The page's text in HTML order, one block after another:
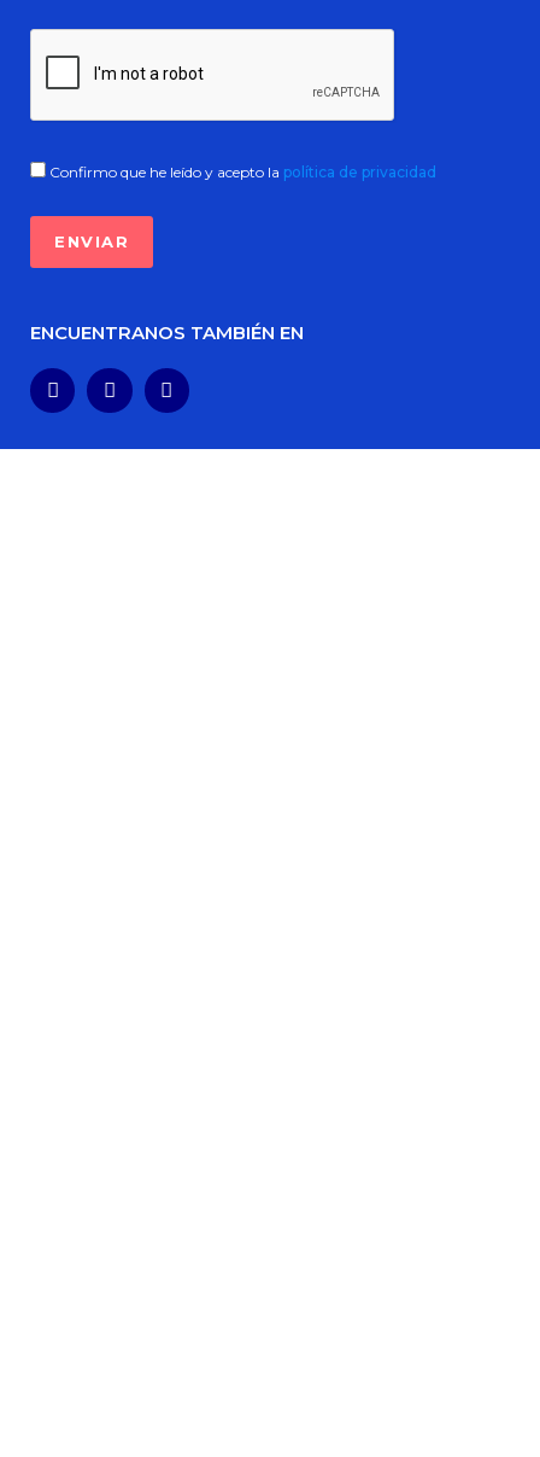
Confirmo que he leído y acepto la política de privacidad
ENCUENTRANOS TAMBIÉN EN